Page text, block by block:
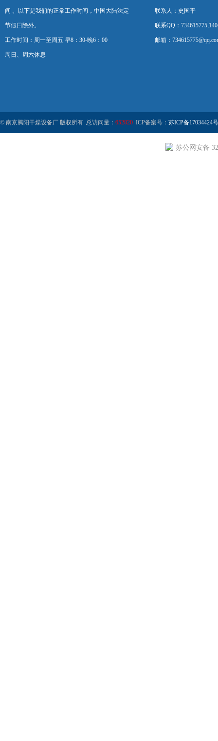
间 。以下是我们的正常工作时间，中国大陆法定
节假日除外。
工作时间：周一至周五 早8：30-晚6：00
周日、周六休息
联系人：史国平
联系QQ：
邮箱：
© 南京腾阳干燥设备厂 版权所有 总访问量： 652820 ICP备案号： 苏ICP备17034424
苏公网安备